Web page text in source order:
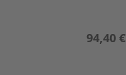
94,40 €